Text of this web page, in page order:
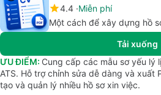
4.4 Miễn phí
Một cách để xây dựng hồ
Tải xuống
ƯU ĐIỂM: Cung cấp các mẫu sơ yếu lý
ATS. Hỗ trợ chỉnh sửa dễ dàng và xuất
tạo và quản lý nhiều hồ sơ xin việc.